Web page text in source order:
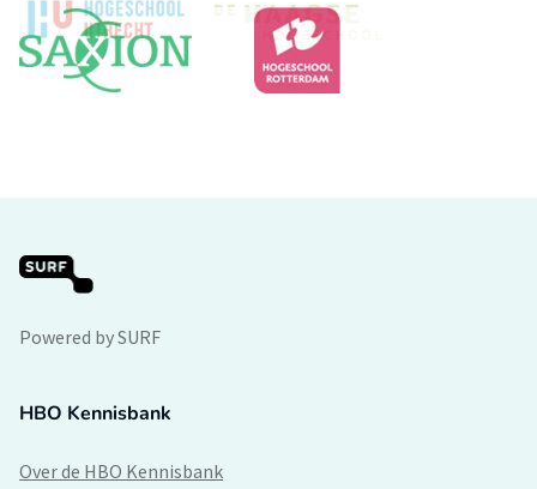
Powered by SURF
HBO Kennisbank
Over de HBO Kennisbank